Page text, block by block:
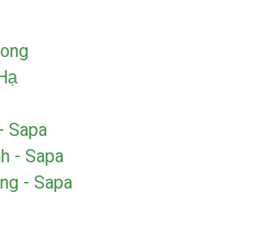
Sapa
- Sapa
- Sapa